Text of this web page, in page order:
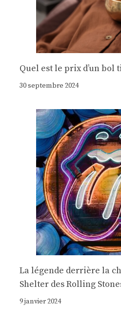
Quel est le prix d’un bol
30 septembre 2024
La légende derrière la
Shelter des Rolling
9 janvier 2024